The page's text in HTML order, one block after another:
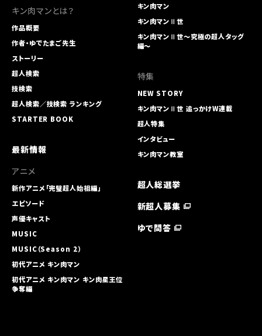
キン肉マンとは？
作品概要
作者・ゆでたまご先生
ストーリー
超人検索
技検索
超人検索／技検索 ランキング
STARTER BOOK
最新情報
アニメ
新作アニメ「完璧超人始祖編」
エピソード
声優キャスト
MUSIC
MUSIC（Season 2）
初代アニメ キン⾁マン
初代アニメ キン⾁マン キン⾁星王位
争奪編
キン肉マン
キン肉マンⅡ世
キン肉マンⅡ世～究極の超人タッグ
編～
特集
NEW STORY
キン肉マンⅡ世 追っかけW連載
超人特集
インタビュー
キン肉マン教室
超人総選挙
新超人募集
ゆで問答